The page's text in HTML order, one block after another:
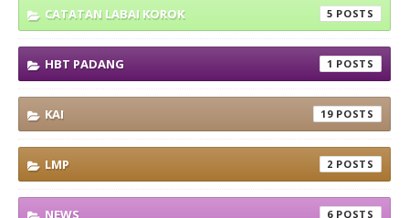
CATATAN LABAI KOROK 5
HBT PADANG 1
KAI 19
LMP 2
NEWS 6